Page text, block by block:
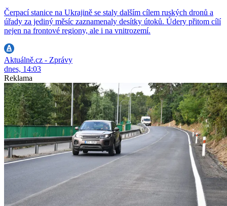
Čerpací stanice na Ukrajině se staly dalším cílem ruských dronů a
úřady za jediný měsíc zaznamenaly desítky útoků. Údery přitom cílí
nejen na frontové regiony, ale i na vnitrozemí.
Aktuálně.cz - Zprávy
dnes, 14:03
Reklama